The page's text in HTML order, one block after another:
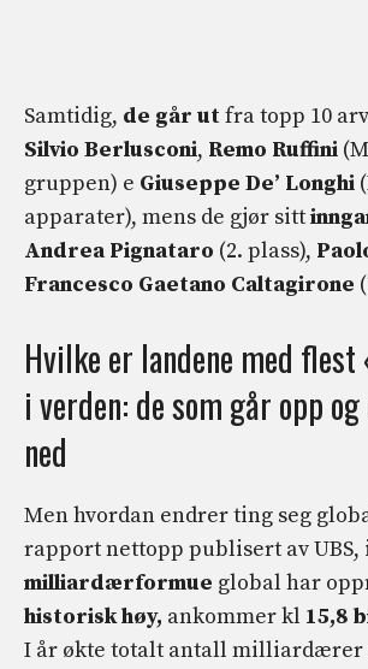
Samtidig, de går utfra topp 10
Silvio Berlusconi, Remo Ruffini
gruppen) e Giuseppe De’ Longhi
apparater), mens de gjør sitt
Andrea Pignataro (2. plass),
Francesco Gaetano Caltagirone
Hvilke er landene med flest
i verden: de som går opp
ned
Men hvordan endrer ting seg
rapport nettopp publisert av UBS,
milliardærformue global har
historisk høy, ankommer kl 15,8
I år økte totalt antall milliardærer